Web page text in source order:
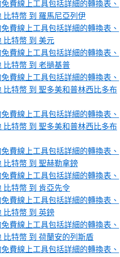
費線上工具包括詳細的轉換表、
比特幣 到 羅馬尼亞列伊
費線上工具包括詳細的轉換表、
比特幣 到 美元
費線上工具包括詳細的轉換表、
比特幣 到 老撾基普
費線上工具包括詳細的轉換表、
特幣 到 聖多美和普林西比多布
費線上工具包括詳細的轉換表、
特幣 到 聖多美和普林西比多布
費線上工具包括詳細的轉換表、
比特幣 到 聖赫勒拿鎊
費線上工具包括詳細的轉換表、
比特幣 到 肯亞先令
費線上工具包括詳細的轉換表、
比特幣 到 英鎊
費線上工具包括詳細的轉換表、
特幣 到 荷蘭安的列斯盾
費線上工具包括詳細的轉換表、